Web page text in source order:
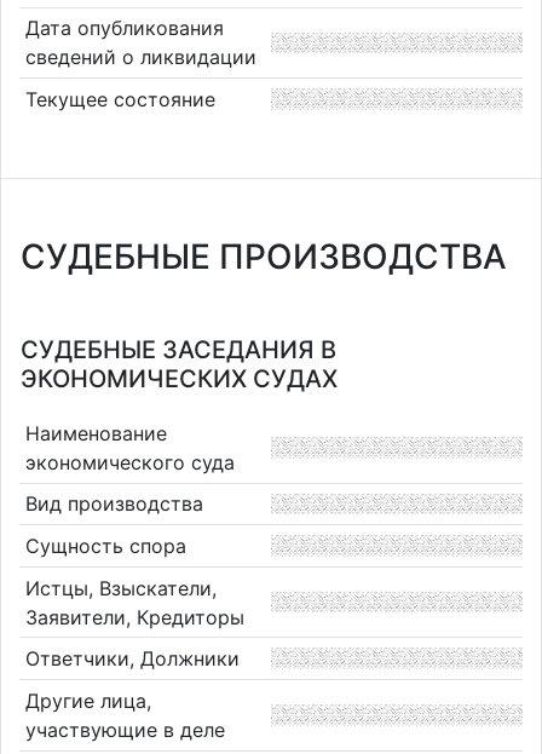
Дата опубликования
сведений о ликвидации
Текущее состояние
СУДЕБНЫЕ ПРОИЗВОДСТВА
СУДЕБНЫЕ ЗАСЕДАНИЯ В
ЭКОНОМИЧЕСКИХ СУДАХ
Наименование
экономического суда
Вид производства
Сущность спора
Истцы, Взыскатели,
Заявители, Кредиторы
Ответчики, Должники
Другие лица,
участвующие в деле